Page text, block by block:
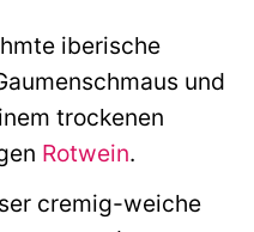
iberische
und
trockenen
Rotwein.
cremig-weiche